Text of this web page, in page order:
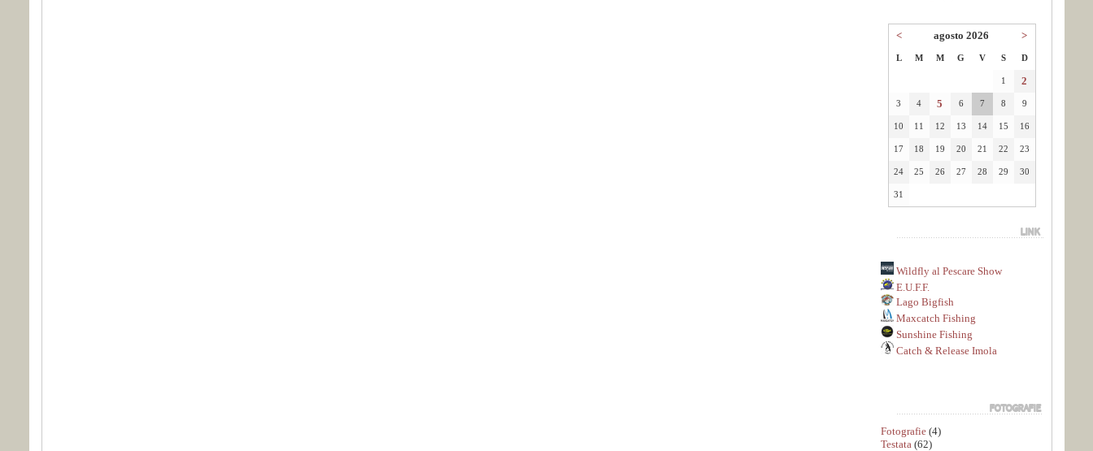
< agosto 2026 >
L M M G V S D
1 2
3 4 5 6 7 8 9
10 11 12 13 14 15 16
17 18 19 20 21 22 23
24 25 26 27 28 29 30
31
Wildfly al Pescare Show
E.U.F.F.
Lago Bigfish
Maxcatch Fishing
Sunshine Fishing
Catch & Release Imola
Fotografie(4)
Testata (62)